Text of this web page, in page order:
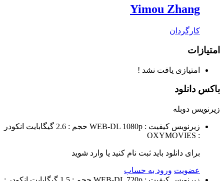
Yimou Zhang
کارگردان
امتیازات
امتیازی یافت نشد !
باکس دانلود
زیرنویس دوبله
زیرنویس کیفیت : WEB-DL 1080p حجم : 2.6 گیگابایت
انکودر
: OXYMOVIES
برای دانلود باید ثبت نام کنید یا وارد شوید
عضویت ورود به حساب